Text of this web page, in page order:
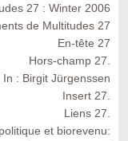
27 : Winter 2006
de Multitudes 27
En-tête 27
Hors-champ 27.
In : Birgit Jürgenssen
Insert 27.
Liens 27.
et biorevenu: